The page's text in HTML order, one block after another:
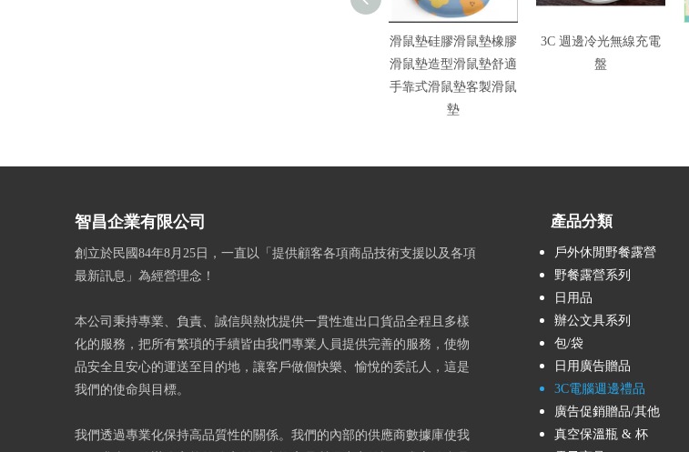
滑鼠墊硅膠滑鼠墊橡膠
滑鼠墊造型滑鼠墊舒適
手靠式滑鼠墊客製滑鼠
墊
3C 週邊冷光無線充電
盤
智昌企業有限公司
創立於民國84年8月25日，一直以「提供顧客各項商品技術支援以及各項
最新訊息」為經營理念！
本公司秉持專業、負責、誠信與熱忱提供一貫性進出口貨品全程且多樣
化的服務，把所有繁瑣的手續皆由我們專業人員提供完善的服務，使物
品安全且安心的運送至目的地，讓客戶做個快樂、愉悅的委託人，這是
我們的使命與目標。
我們透過專業化保持高品質性的關係。我們的內部的供應商數據庫使我
產品分類
戶外休閒野餐露營
野餐露營系列
日用品
辦公文具系列
包/袋
日用廣告贈品
3C電腦週邊禮品
廣告促銷贈品/其他
真空保溫瓶 & 杯